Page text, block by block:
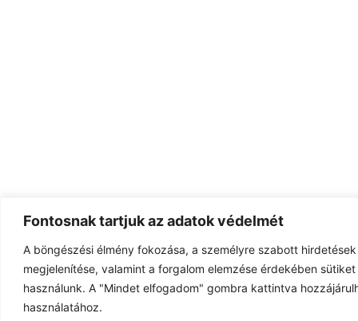
Fontosnak tartjuk az adatok védelmét
A böngészési élmény fokozása, a személyre szabott
megjelenítése, valamint a forgalom elemzése érdekében
használunk. A "Mindet elfogadom" gombra kattintva
használatához.